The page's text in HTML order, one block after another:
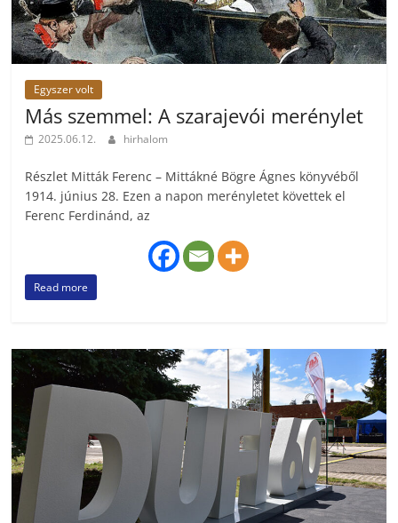
Egyszer volt
Más szemmel: A szarajevói merénylet
2025.06.12. hirhalom
Részlet Mitták Ferenc – Mittákné Bögre Ágnes könyvéből
1914. június 28. Ezen a napon merényletet követtek el
Ferenc Ferdinánd, az
Read more